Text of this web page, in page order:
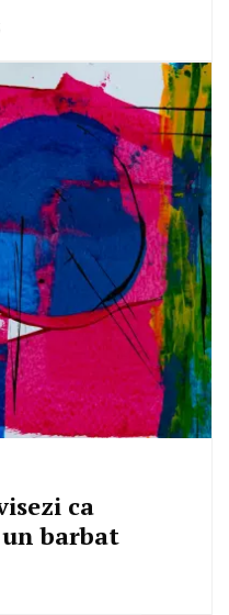
ca
barbat